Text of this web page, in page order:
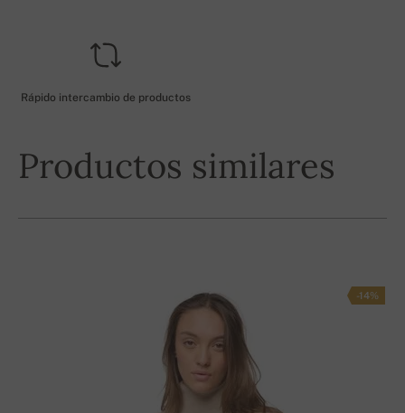
Rápido intercambio de productos
Productos similares
-14%